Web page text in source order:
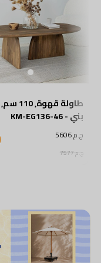
طاولة قهوة, 110 سم,
بني - KM-EG136-46
ج.م 5606
ج.م 7577